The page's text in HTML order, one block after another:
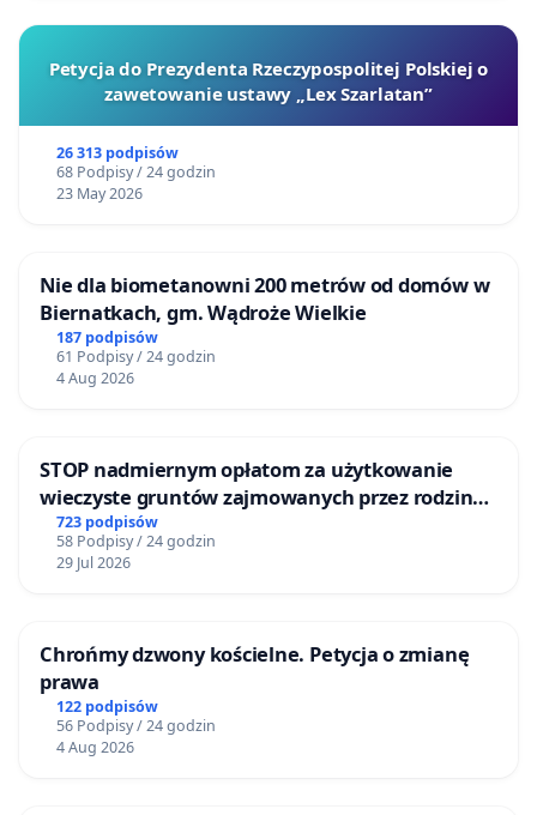
Petycja do Prezydenta Rzeczypospolitej Polskiej o
zawetowanie ustawy „Lex Szarlatan”
26 313 podpisów
68 Podpisy / 24 godzin
23 May 2026
Nie dla biometanowni 200 metrów od domów w
Biernatkach, gm. Wądroże Wielkie
187 podpisów
61 Podpisy / 24 godzin
4 Aug 2026
STOP nadmiernym opłatom za użytkowanie
wieczyste gruntów zajmowanych przez rodzinne
ogrody działkowe.
723 podpisów
58 Podpisy / 24 godzin
29 Jul 2026
Chrońmy dzwony kościelne. Petycja o zmianę
prawa
122 podpisów
56 Podpisy / 24 godzin
4 Aug 2026